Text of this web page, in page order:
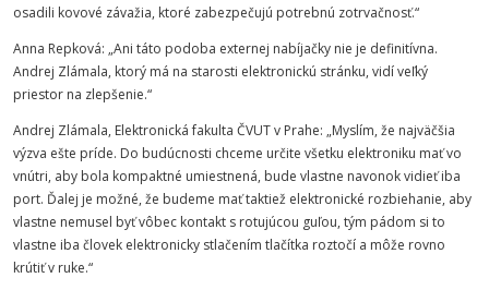
osadili kovové závažia, ktoré zabezpečujú potrebnú zotrvačnosť.“
Anna Repková: „Ani táto podoba externej nabíjačky nie je definitívna.
Andrej Zlámala, ktorý má na starosti elektronickú stránku, vidí veľký
priestor na zlepšenie.“
Andrej Zlámala, Elektronická fakulta ČVUT v Prahe: „Myslím, že najväčšia
výzva ešte príde. Do budúcnosti chceme určite všetku elektroniku mať vo
vnútri, aby bola kompaktné umiestnená, bude vlastne navonok vidieť iba
port. Ďalej je možné, že budeme mať taktiež elektronické rozbiehanie, aby
vlastne nemusel byť vôbec kontakt s rotujúcou guľou, tým pádom si to
vlastne iba človek elektronicky stlačením tlačítka roztočí a môže rovno
krútiť v ruke.“